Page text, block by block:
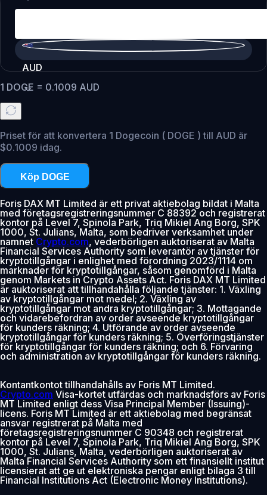
AUD
1 DOGE = 0.1009 AUD
Priset för att konvertera 1 Dogecoin ( DOGE ) till AUD är
$0.1009 idag.
Köp DOGE
Foris DAX MT Limited är ett privat aktiebolag bildat i Malta
med företagsregistreringsnummer C 88392 och registrerat
kontor på Level 7, Spinola Park, Triq Mikiel Ang Borg, SPK
1000, St. Julians, Malta, som bedriver verksamhet under
namnet Crypto.com, vederbörligen auktoriserat av Malta
Financial Services Authority som leverantör av tjänster för
kryptotillgångar i enlighet med förordning 2023/1114 om
marknader för kryptotillgångar, såsom genomförd i Malta
genom Markets in Crypto Assets Act. Foris DAX MT Limited
är auktoriserat att tillhandahålla följande tjänster: 1. Växling
av kryptotillgångar mot medel; 2. Växling av
kryptotillgångar mot andra kryptotillgångar; 3. Mottagande
och vidarebefordran av order avseende kryptotillgångar
för kunders räkning; 4. Utförande av order avseende
kryptotillgångar för kunders räkning; 5. Överföringstjänster
för kryptotillgångar för kunders räkning; och 6. Förvaring
och administration av kryptotillgångar för kunders räkning.
Kontantkontot tillhandahålls av Foris MT Limited.
Crypto.com Visa-kortet utfärdas och marknadsförs av Foris
MT Limited enligt dess Visa Principal Member (Issuing)-
licens. Foris MT Limited är ett aktiebolag med begränsat
ansvar registrerat på Malta med
företagsregistreringsnummer C 90348 och registrerat
kontor på Level 7, Spinola Park, Triq Mikiel Ang Borg, SPK
1000, St. Julians, Malta, vederbörligen auktoriserat av
Malta Financial Services Authority som ett finansiellt institut
licensierat att ge ut elektroniska pengar enligt bilaga 3 till
Financial Institutions Act (Electronic Money Institutions).